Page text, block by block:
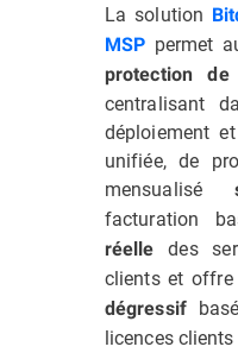
La solution
MSP permet
protection
centralisant
déploiement
unifiée, de
mensualisé
facturation
réelle des
clients et offre
dégressif
licences